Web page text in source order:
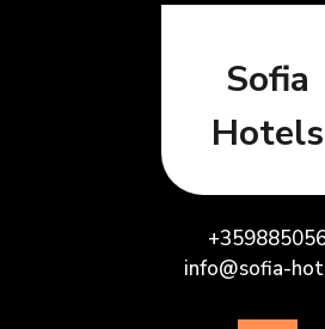
Sofia
Hotels
info@sofia-